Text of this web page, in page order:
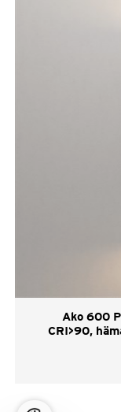
Ako 600
CRI>90,